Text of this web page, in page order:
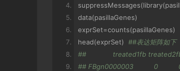
suppressMessages(library(
data(pasillaGenes)
exprSet=counts(pasillaGenes)
head(exprSet) ##表达矩阵如下
##             treated1fb
## FBgn0000003          0